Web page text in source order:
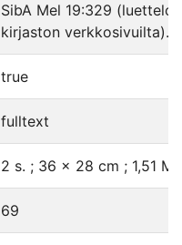
SibA Mel 19:329
kirjaston verkkosivuilta).
true
fulltext
2 s. ; 36 x 28 cm ; 1,51 Mt
69